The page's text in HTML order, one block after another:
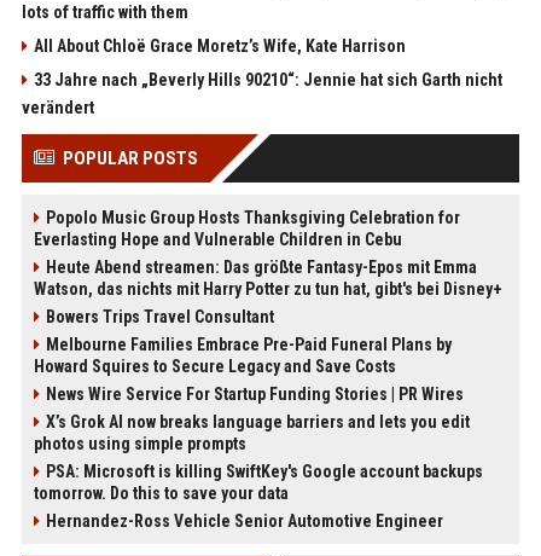
lots of traffic with them
All About Chloë Grace Moretz’s Wife, Kate Harrison
33 Jahre nach „Beverly Hills 90210“: Jennie hat sich Garth nicht
verändert
POPULAR POSTS
Popolo Music Group Hosts Thanksgiving Celebration for
Everlasting Hope and Vulnerable Children in Cebu
Heute Abend streamen: Das größte Fantasy-Epos mit Emma
Watson, das nichts mit Harry Potter zu tun hat, gibt's bei Disney+
Bowers Trips Travel Consultant
Melbourne Families Embrace Pre-Paid Funeral Plans by
Howard Squires to Secure Legacy and Save Costs
News Wire Service For Startup Funding Stories | PR Wires
X’s Grok AI now breaks language barriers and lets you edit
photos using simple prompts
PSA: Microsoft is killing SwiftKey's Google account backups
tomorrow. Do this to save your data
Hernandez-Ross Vehicle Senior Automotive Engineer